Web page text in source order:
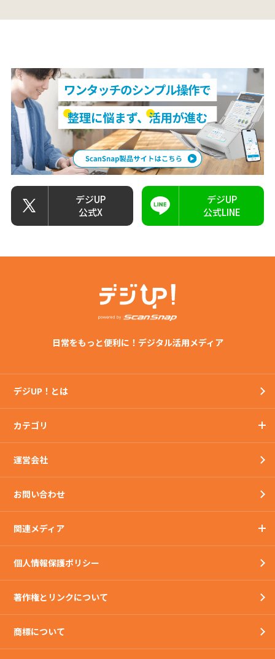
デジUP
公式X
デジUP
公式LINE
日常をもっと便利に！デジタル活用メディア
デジUP！とは
カテゴリ
運営会社
お問い合わせ
関連メディア
個人情報保護ポリシー
著作権とリンクについて
商標について